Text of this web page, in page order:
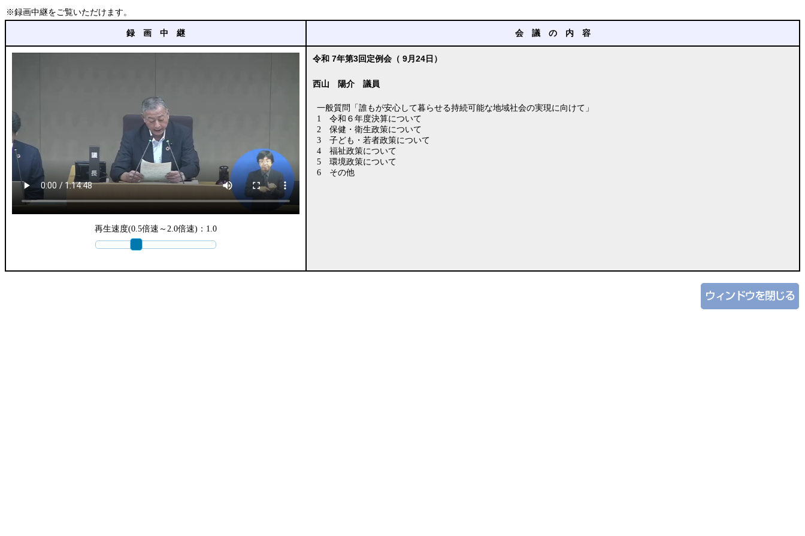
※録画中継をご覧いただけます。
録 画 中 継 会 議 の 内 容
再生速度(0.5倍速～2.0倍速)： 1.0
令和 7年第3回定例会（ 9月24日）
西山 陽介 議員
一般質問「誰もが安心して暮らせる持続可能な地域社会の実現に向けて」
1 令和６年度決算について
2 保健・衛生政策について
3 子ども・若者政策について
4 福祉政策について
5 環境政策について
6 その他